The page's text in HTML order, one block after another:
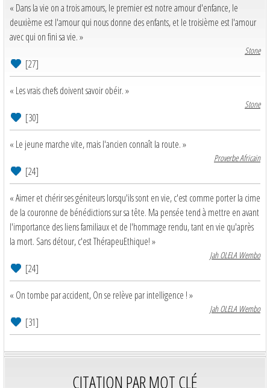
« Dans la vie on a trois amours, le premier est notre amour d'enfance, le
deuxième est l'amour qui nous donne des enfants, et le troisième est l'amour
avec qui on fini sa vie. »
Stone
[27]
« Les vrais chefs doivent savoir obéir. »
Stone
[30]
« Le jeune marche vite, mais l'ancien connaît la route. »
Proverbe Africain
[24]
« Aimer et chérir ses géniteurs lorsqu'ils sont en vie, c'est comme porter la cime
de la couronne de bénédictions sur sa tête. Ma pensée tend à mettre en avant
l'importance des liens familiaux et de l'hommage rendu, tant en vie qu'après
la mort. Sans détour, c'est ThérapeuEthique! »
Jah OLELA Wembo
[24]
« On tombe par accident, On se relève par intelligence ! »
Jah OLELA Wembo
[31]
CITATION PAR MOT CLÉ